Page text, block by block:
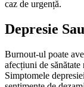
caz de urgență.
Depresie
Burnout-ul poate
afecțiuni de
Simptomele